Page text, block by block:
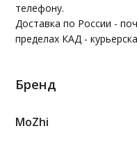
телефону.
Доставка по России -
пределах КАД -
Бренд
MoZhi